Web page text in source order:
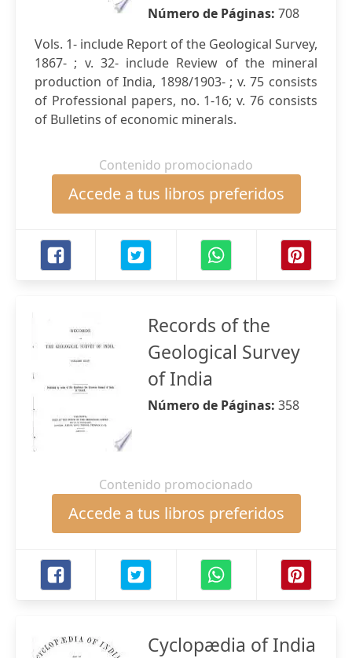
Número de Páginas: 708
Vols. 1- include Report of the Geological Survey,
1867- ; v. 32- include Review of the mineral
production of India, 1898/1903- ; v. 75 consists
of Professional papers, no. 1-16; v. 76 consists
of Bulletins of economic minerals.
Contenido promocionado
Accede a tus libros preferidos
Records of the
Geological Survey
of India
Número de Páginas: 358
Contenido promocionado
Accede a tus libros preferidos
Cyclopædia of India